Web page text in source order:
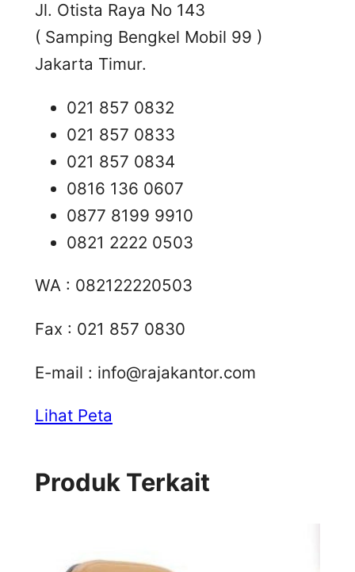
Jl. Otista Raya No 143
( Samping Bengkel Mobil 99 )
Jakarta Timur.
021 857 0832
021 857 0833
021 857 0834
0816 136 0607
0877 8199 9910
0821 2222 0503
WA : 082122220503
Fax : 021 857 0830
E-mail : info@rajakantor.com
Lihat Peta
Produk Terkait